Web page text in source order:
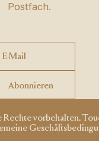
Postfach.
Abonnieren
Abonnieren
vorbehalten.